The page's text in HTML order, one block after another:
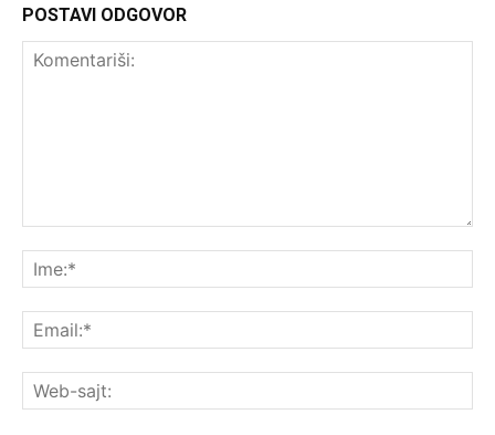
POSTAVI ODGOVOR